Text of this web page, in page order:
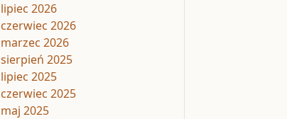
lipiec 2026
czerwiec 2026
marzec 2026
sierpień 2025
lipiec 2025
czerwiec 2025
maj 2025